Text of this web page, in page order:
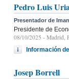
Pedro Luis
Presentador de
Presidente de
08/10/2025 - Madrid,
Información
Josep Borrell